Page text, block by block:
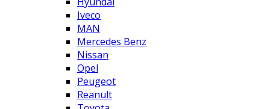
Iveco
MAN
Mercedes Benz
Nissan
Opel
Peugeot
Reanult